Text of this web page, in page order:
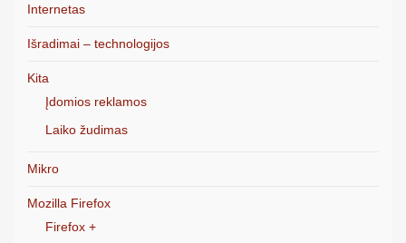
Internetas
Išradimai – technologijos
Kita
Įdomios reklamos
Laiko žudimas
Mikro
Mozilla Firefox
Firefox +